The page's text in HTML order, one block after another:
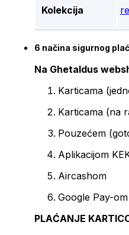
Kolekcija
6 načina sigurnog
Na Ghetaldus
Karticama
Karticama (na
Pouzećem
Aplikacijom
Aircashom
Google Pay-om
PLAĆANJE